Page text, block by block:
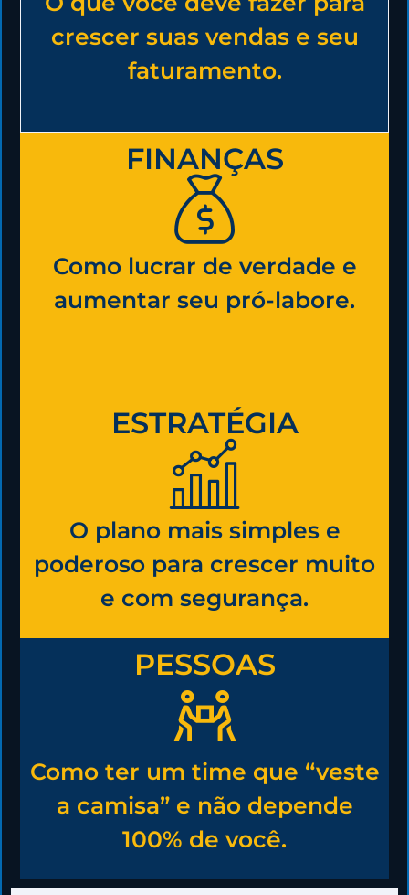
crescer suas vendas e seu
faturamento.
FINANÇAS
Como lucrar de verdade e
aumentar seu pró-labore.
ESTRATÉGIA
O plano mais simples e
poderoso para crescer muito
e com segurança.
PESSOAS
Como ter um time que “veste
a camisa” e não depende
100% de você.